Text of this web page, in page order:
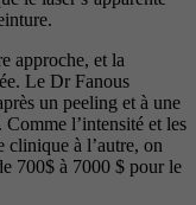
approche, et la
Le Dr Fanous
un peeling et à une
l’intensité et les
clinique à l’autre, on
700$ à 7000 $ pour le